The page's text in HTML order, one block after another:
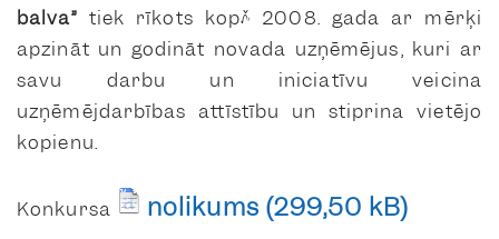
balva” tiek rīkots kopš 2008. gada ar mērķi
apzināt un godināt novada uzņēmējus, kuri ar
savu darbu un iniciatīvu veicina
uzņēmējdarbības attīstību un stiprina vietējo
kopienu.
Konkursa nolikums